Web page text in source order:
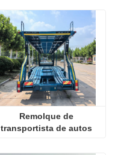
Remolque de
transportista de autos